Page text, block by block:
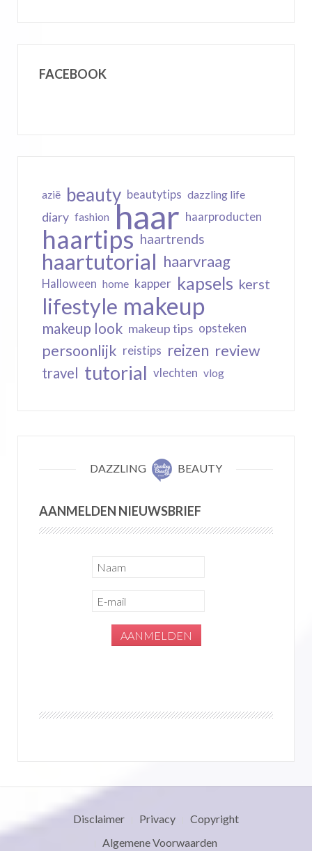
FACEBOOK
azië beauty beautytips dazzling life
diary fashion haar haarproducten
haartips haartrends
haartutorial haarvraag
Halloween home kapper kapsels kerst
lifestyle makeup
makeup look makeup tips opsteken
persoonlijk reistips reizen review
travel tutorial vlechten vlog
DAZZLING BEAUTY
AANMELDEN NIEUWSBRIEF
Disclaimer Privacy
Copyright
Algemene Voorwaarden